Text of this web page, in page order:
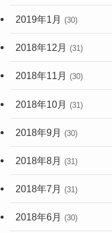
2019年1月 (30)
2018年12月 (31)
2018年11月 (30)
2018年10月 (31)
2018年9月 (30)
2018年8月 (31)
2018年7月 (31)
2018年6月 (30)